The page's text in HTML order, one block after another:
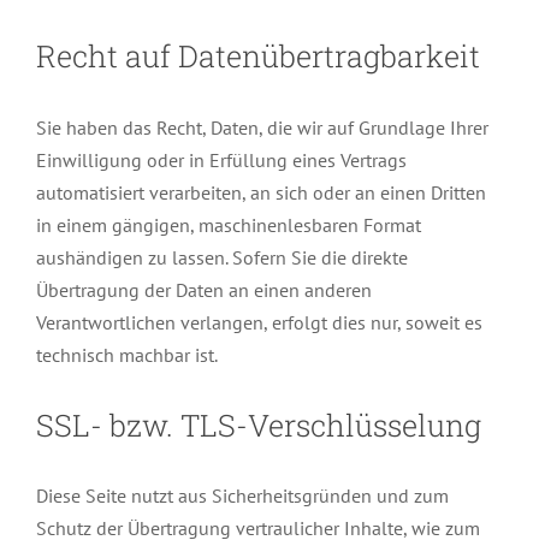
Recht auf Datenübertragbarkeit
Sie haben das Recht, Daten, die wir auf Grundlage Ihrer
Einwilligung oder in Erfüllung eines Vertrags
automatisiert verarbeiten, an sich oder an einen Dritten
in einem gängigen, maschinenlesbaren Format
aushändigen zu lassen. Sofern Sie die direkte
Übertragung der Daten an einen anderen
Verantwortlichen verlangen, erfolgt dies nur, soweit es
technisch machbar ist.
SSL- bzw. TLS-Verschlüsselung
Diese Seite nutzt aus Sicherheitsgründen und zum
Schutz der Übertragung vertraulicher Inhalte, wie zum